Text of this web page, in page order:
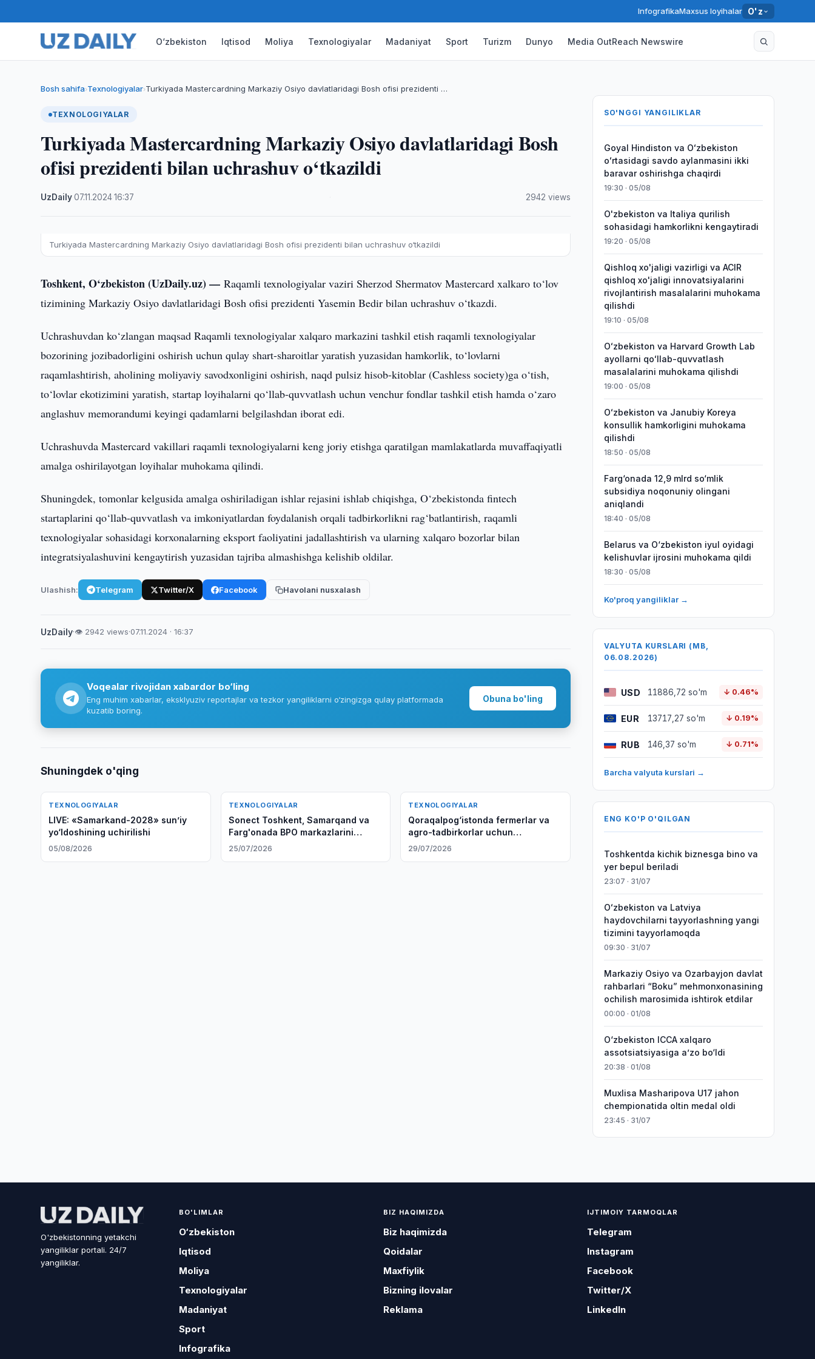
InfografikaMaxsus loyihalar O'z
O‘zbekiston Iqtisod Moliya Texnologiyalar Madaniyat Sport Turizm Dunyo Media OutReach Newswire
Bosh sahifa›Texnologiyalar›Turkiyada Mastercardning Markaziy Osiyo davlatlaridagi Bosh ofisi prezidenti …
TEXNOLOGIYALAR
Turkiyada Mastercardning Markaziy Osiyo davlatlaridagi Bosh
ofisi prezidenti bilan uchrashuv o‘tkazildi
UzDaily·07.11.2024·16:37 2942 views
Turkiyada Mastercardning Markaziy Osiyo davlatlaridagi Bosh ofisi prezidenti bilan uchrashuv o‘tkazildi
Toshkent, O‘zbekiston (UzDaily.uz) —Raqamli texnologiyalar vaziri Sherzod Shermatov Mastercard xalkaro to‘lov
tizimining Markaziy Osiyo davlatlaridagi Bosh ofisi prezidenti Yasemin Bedir bilan uchrashuv o‘tkazdi.
Uchrashuvdan ko‘zlangan maqsad Raqamli texnologiyalar xalqaro markazini tashkil etish raqamli texnologiyalar
bozorining jozibadorligini oshirish uchun qulay shart-sharoitlar yaratish yuzasidan hamkorlik, to‘lovlarni
raqamlashtirish, aholining moliyaviy savodxonligini oshirish, naqd pulsiz hisob-kitoblar (Cashless society)ga o‘tish,
to‘lovlar ekotizimini yaratish, startap loyihalarni qo‘llab-quvvatlash uchun venchur fondlar tashkil etish hamda o‘zaro
anglashuv memorandumi keyingi qadamlarni belgilashdan iborat edi.
Uchrashuvda Mastercard vakillari raqamli texnologiyalarni keng joriy etishga qaratilgan mamlakatlarda muvaffaqiyatli
amalga oshirilayotgan loyihalar muhokama qilindi.
Shuningdek, tomonlar kelgusida amalga oshiriladigan ishlar rejasini ishlab chiqishga, O‘zbekistonda fintech
startaplarini qo‘llab-quvvatlash va imkoniyatlardan foydalanish orqali tadbirkorlikni rag‘batlantirish, raqamli
texnologiyalar sohasidagi korxonalarning eksport faoliyatini jadallashtirish va ularning xalqaro bozorlar bilan
integratsiyalashuvini kengaytirish yuzasidan tajriba almashishga kelishib oldilar.
Ulashish: Telegram Twitter/X Facebook Havolani nusxalash
UzDaily·👁 2942 views·07.11.2024 · 16:37
Voqealar rivojidan xabardor bo‘ling
Eng muhim xabarlar, eksklyuziv reportajlar va tezkor yangiliklarni o‘zingizga qulay platformada
kuzatib boring.
Obuna bo'ling
Shuningdek o'qing
TEXNOLOGIYALAR
LIVE: «Samarkand-2028» sun’iy
yo‘ldoshining uchirilishi
05/08/2026
TEXNOLOGIYALAR
Sonect Toshkent, Samarqand va
Farg'onada BPO markazlarini
ochishni rejalashtirmoqda
25/07/2026
TEXNOLOGIYALAR
Qoraqalpog‘istonda fermerlar va
agro-tadbirkorlar uchun
akselerator dasturi ishga tushiriladi
29/07/2026
SO'NGGI YANGILIKLAR
Goyal Hindiston va Oʻzbekiston
oʻrtasidagi savdo aylanmasini ikki
baravar oshirishga chaqirdi
19:30 · 05/08
O'zbekiston va Italiya qurilish
sohasidagi hamkorlikni kengaytiradi
19:20 · 05/08
Qishloq xo'jaligi vazirligi va ACIR
qishloq xo'jaligi innovatsiyalarini
rivojlantirish masalalarini muhokama
qilishdi
19:10 · 05/08
Oʻzbekiston va Harvard Growth Lab
ayollarni qoʻllab-quvvatlash
masalalarini muhokama qilishdi
19:00 · 05/08
Oʻzbekiston va Janubiy Koreya
konsullik hamkorligini muhokama
qilishdi
18:50 · 05/08
Farg‘onada 12,9 mlrd so‘mlik
subsidiya noqonuniy olingani
aniqlandi
18:40 · 05/08
Belarus va O‘zbekiston iyul oyidagi
kelishuvlar ijrosini muhokama qildi
18:30 · 05/08
Ko'proq yangiliklar →
VALYUTA KURSLARI (MB,
06.08.2026)
USD 11886,72 so'm ↓ 0.46%
EUR 13717,27 so'm ↓ 0.19%
RUB 146,37 so'm ↓ 0.71%
Barcha valyuta kurslari →
ENG KO'P O'QILGAN
Toshkentda kichik biznesga bino va
yer bepul beriladi
23:07 · 31/07
Oʻzbekiston va Latviya
haydovchilarni tayyorlashning yangi
tizimini tayyorlamoqda
09:30 · 31/07
Markaziy Osiyo va Ozarbayjon davlat
rahbarlari “Boku” mehmonxonasining
ochilish marosimida ishtirok etdilar
00:00 · 01/08
O‘zbekiston ICCA xalqaro
assotsiatsiyasiga aʼzo bo‘ldi
20:38 · 01/08
Muxlisa Masharipova U17 jahon
chempionatida oltin medal oldi
23:45 · 31/07
O'zbekistonning yetakchi
yangiliklar portali. 24/7
yangiliklar.
BO'LIMLAR
O‘zbekiston
Iqtisod
Moliya
Texnologiyalar
Madaniyat
Sport
Infografika
BIZ HAQIMIZDA
Biz haqimizda
Qoidalar
Maxfiylik
Bizning ilovalar
Reklama
IJTIMOIY TARMOQLAR
Telegram
Instagram
Facebook
Twitter/X
LinkedIn